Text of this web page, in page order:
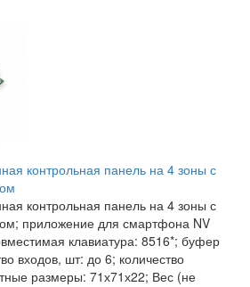
контрольная панель на 4 зоны с
контрольная панель на 4 зоны с
приложение для смартфона NV
клавиатура: 8516*; буфер
входов, шт: до 6; количество
размеры: 71х71х22; Вес (не